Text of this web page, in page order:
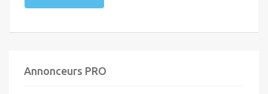
Annonceurs PRO